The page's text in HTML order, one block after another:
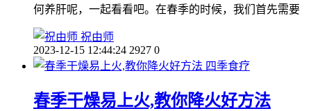
何养肝呢，一起看看吧。在春季的时候，我们首先需要
祝由师
2023-12-15 12:44:24 2927 0
四季食疗
春季干燥易上火,教你降火好方法